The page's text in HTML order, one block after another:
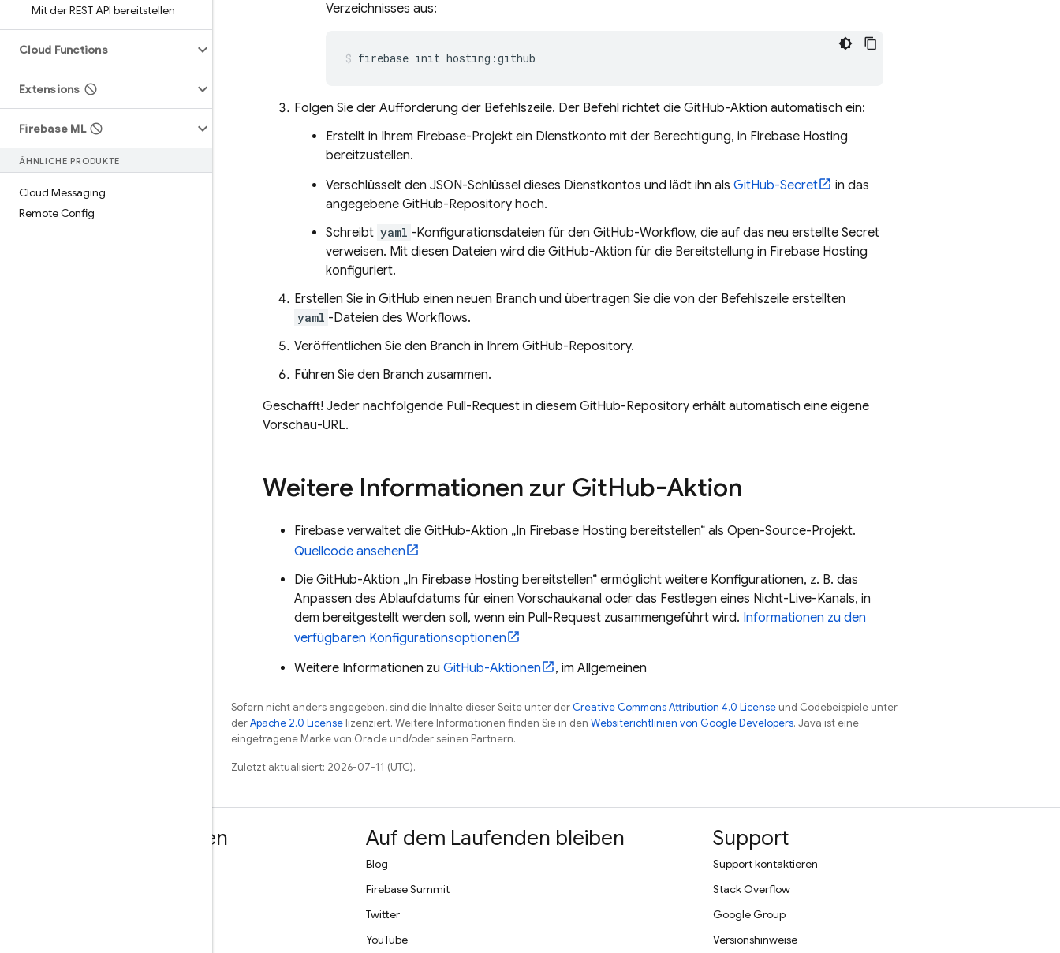
Mit der REST API bereitstellen
Cloud Functions
Extensions
Firebase ML
ÄHNLICHE PRODUKTE
Cloud Messaging
Remote Config
Verzeichnisses aus:
firebase init hosting:github
Folgen Sie der Aufforderung der Befehlszeile. Der Befehl richtet die GitHub-Aktion automatisch ein:
Erstellt in Ihrem Firebase-Projekt ein Dienstkonto mit der Berechtigung, in Firebase Hosting
bereitzustellen.
Verschlüsselt den JSON-Schlüssel dieses Dienstkontos und lädt ihn als GitHub-Secret
in das
angegebene GitHub-Repository hoch.
Schreibt yaml -Konfigurationsdateien für den GitHub-Workflow, die auf das neu erstellte Secret
verweisen. Mit diesen Dateien wird die GitHub-Aktion für die Bereitstellung in Firebase Hosting
konfiguriert.
Erstellen Sie in GitHub einen neuen Branch und übertragen Sie die von der Befehlszeile erstellten
yaml -Dateien des Workflows.
Veröffentlichen Sie den Branch in Ihrem GitHub-Repository.
Führen Sie den Branch zusammen.
Geschafft! Jeder nachfolgende Pull-Request in diesem GitHub-Repository erhält automatisch eine eigene
Vorschau-URL.
Weitere Informationen zur GitHub-Aktion
Firebase verwaltet die GitHub-Aktion „In Firebase Hosting bereitstellen“ als Open-Source-Projekt.
Quellcode ansehen
Die GitHub-Aktion „In Firebase Hosting bereitstellen“ ermöglicht weitere Konfigurationen, z. B. das
Anpassen des Ablaufdatums für einen Vorschaukanal oder das Festlegen eines Nicht-Live-Kanals, in
dem bereitgestellt werden soll, wenn ein Pull-Request zusammengeführt wird. Informationen zu den
verfügbaren Konfigurationsoptionen
Weitere Informationen zu GitHub-Aktionen , im Allgemeinen
Sofern nicht anders angegeben, sind die Inhalte dieser Seite unter derCreative Commons Attribution 4.0 License und Codebeispiele unter
derApache 2.0 License lizenziert. Weitere Informationen finden Sie in den Websiterichtlinien von Google Developers. Java ist eine
eingetragene Marke von Oracle und/oder seinen Partnern.
Zuletzt aktualisiert: 2026-07-11 (UTC).
Weitere Informationen Auf dem Laufenden bleiben
Blog
Firebase Summit
Twitter
YouTube
Support
Support kontaktieren
Stack Overflow
Google Group
Versionshinweise